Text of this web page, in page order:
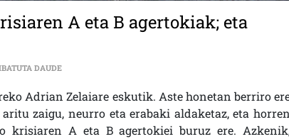
A eta B agertokiak; eta
DAUDEEKONOMIA | LANGILEAK BERRIRO LANERA; KRISIAREN A
Adrian Zelaiare eskutik. Aste honetan berriro
zaigu, neurro eta erabaki aldaketaz, eta horren
krisiaren A eta B agertokiei buruz ere.